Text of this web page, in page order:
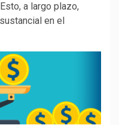
a largo plazo,
en el